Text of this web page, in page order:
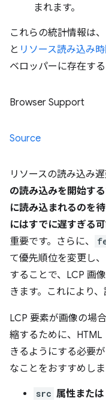
まれます。
これらの統計情報は
と リソース読み込み
ベロッパーに存在す
Browser Support
Source
リソースの読み込み
の読み込みを開始す
に読み込まれるのを
にはすでに遅すぎる
重要です。さらに、
て優先順位を変更し
することで、LCP 画
きます。これにより
LCP 要素が画像の場
縮するために、HTML
きるようにする必要
なことをおすすめしま
src 属性または